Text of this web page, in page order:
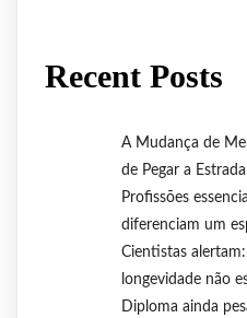
Recent Posts
A Mudança de
de Pegar a
Profissões
diferenciam um
Cientistas
longevidade não
Diploma ainda